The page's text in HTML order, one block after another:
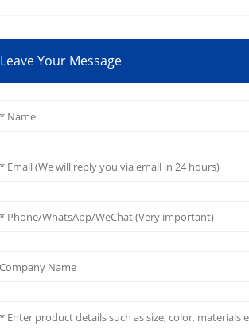
Leave Your Message